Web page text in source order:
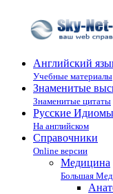
Английский
Учебные материалы
Знаменитые
Знаменитые цитаты
Русские Идиомы
На английском
Справочники
Online версии
Медицина
Большая